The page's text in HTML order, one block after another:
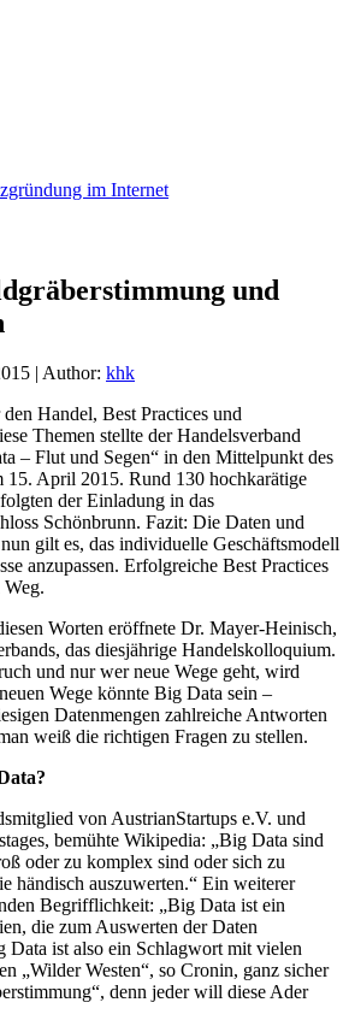
im Internet
und
| Author: khk
Handel, Best Practices und
Themen stellte der Handelsverband
– Flut und Segen“ in den Mittelpunkt des
15. April 2015. Rund 130 hochkarätige
der Einladung in das
Schönbrunn. Fazit: Die Daten und
gilt es, das individuelle Geschäftsmodell
anzupassen. Erfolgreiche Best Practices
Weg.
Worten eröffnete Dr. Mayer-Heinisch,
das diesjährige Handelskolloquium.
und nur wer neue Wege geht, wird
Wege könnte Big Data sein –
Datenmengen zahlreiche Antworten
weiß die richtigen Fragen zu stellen.
von AustrianStartups e.V. und
bemühte Wikipedia: „Big Data sind
oder zu komplex sind oder sich zu
händisch auszuwerten.“ Ein weiterer
Begrifflichkeit: „Big Data ist ein
die zum Auswerten der Daten
Data ist also ein Schlagwort mit vielen
„Wilder Westen“, so Cronin, ganz sicher
denn jeder will diese Ader